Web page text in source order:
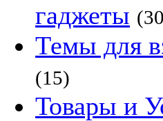
гаджеты
Темы для
(15)
Товары и